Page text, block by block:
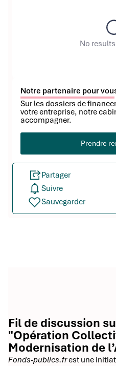
No
Notre partenaire pour
Sur les dossiers de
votre entreprise, notre
accompagner.
Prendre
Partager
Suivre
Sauvegarder
Fil de discussion
"Opération
Modernisation de
Fonds-publics.frest une